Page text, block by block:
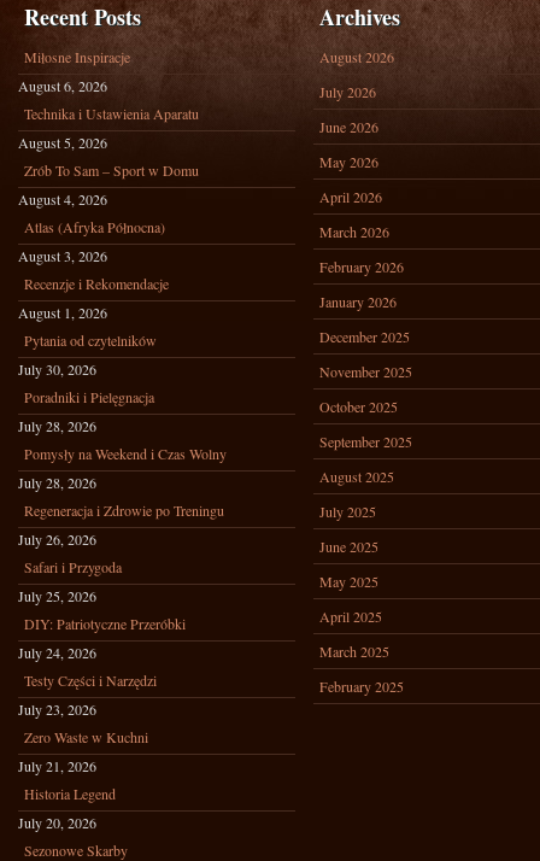
Recent Posts
Miłosne Inspiracje
August 6, 2026
Technika i Ustawienia Aparatu
August 5, 2026
Zrób To Sam – Sport w Domu
August 4, 2026
Atlas (Afryka Północna)
August 3, 2026
Recenzje i Rekomendacje
August 1, 2026
Pytania od czytelników
July 30, 2026
Poradniki i Pielęgnacja
July 28, 2026
Pomysły na Weekend i Czas Wolny
July 28, 2026
Regeneracja i Zdrowie po Treningu
July 26, 2026
Safari i Przygoda
July 25, 2026
DIY: Patriotyczne Przeróbki
July 24, 2026
Testy Części i Narzędzi
July 23, 2026
Zero Waste w Kuchni
July 21, 2026
Historia Legend
July 20, 2026
Sezonowe Skarby
Archives
August 2026
July 2026
June 2026
May 2026
April 2026
March 2026
February 2026
January 2026
December 2025
November 2025
October 2025
September 2025
August 2025
July 2025
June 2025
May 2025
April 2025
March 2025
February 2025